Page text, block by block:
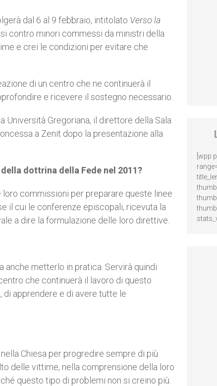
dal 6 al 9 febbraio, intitolato Verso la
contro minori commessi da ministri della
e crei le condizioni per evitare che
di un centro che ne continuerà il
e ricevere il sostegno necessario.
Università Gregoriana, il direttore della Sala
a Zenit dopo la presentazione alla
dottrina della Fede nel 2011?
commissioni per preparare queste linee
il cui le conferenze episcopali, ricevuta la
a dire la formulazione delle loro direttive.
anche metterlo in pratica. Servirà quindi
che continuerà il lavoro di questo
apprendere e di avere tutte le
Chiesa per progredire sempre di più
delle vittime, nella comprensione della loro
questo tipo di problemi non si creino più.
[wpp